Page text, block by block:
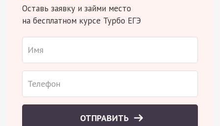
Оставь заявку и займи место
на бесплатном курсе Турбо ЕГЭ
ОТПРАВИТЬ